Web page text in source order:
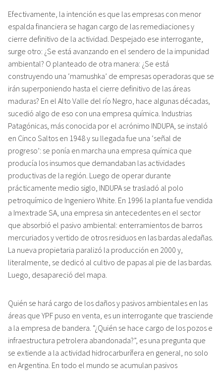
Efectivamente, la intención es que las empresas con menor
espalda financiera se hagan cargo de las remediaciones y
cierre definitivo de la actividad. Despejado ese interrogante,
surge otro: ¿Se está avanzando en el sendero de la impunidad
ambiental? O planteado de otra manera: ¿Se está
construyendo una ‘mamushka’ de empresas operadoras que se
irán superponiendo hasta el cierre definitivo de las áreas
maduras? En el Alto Valle del río Negro, hace algunas décadas,
sucedió algo de eso con una empresa química. Industrias
Patagónicas, más conocida por el acrónimo INDUPA, se instaló
en Cinco Saltos en 1948 y su llegada fue una ‘señal de
progreso’: se ponía en marcha una empresa química que
producía los insumos que demandaban las actividades
productivas de la región. Luego de operar durante
prácticamente medio siglo, INDUPA se trasladó al polo
petroquímico de Ingeniero White. En 1996 la planta fue vendida
a Imextrade SA, una empresa sin antecedentes en el sector
que absorbió el pasivo ambiental: enterramientos de barros
mercuriados y vertido de otros residuos en las bardas aledañas.
La nueva propietaria paralizó la producción en 2000 y,
literalmente, se dedicó al cultivo de papas al pie de las bardas.
Luego, desapareció del mapa.
Quién se hará cargo de los daños y pasivos ambientales en las
áreas que YPF puso en venta, es un interrogante que trasciende
a la empresa de bandera. “¿Quién se hace cargo de los pozos e
infraestructura petrolera abandonada?”, es una pregunta que
se extiende a la actividad hidrocarburífera en general, no solo
en Argentina. En todo el mundo se acumulan pasivos